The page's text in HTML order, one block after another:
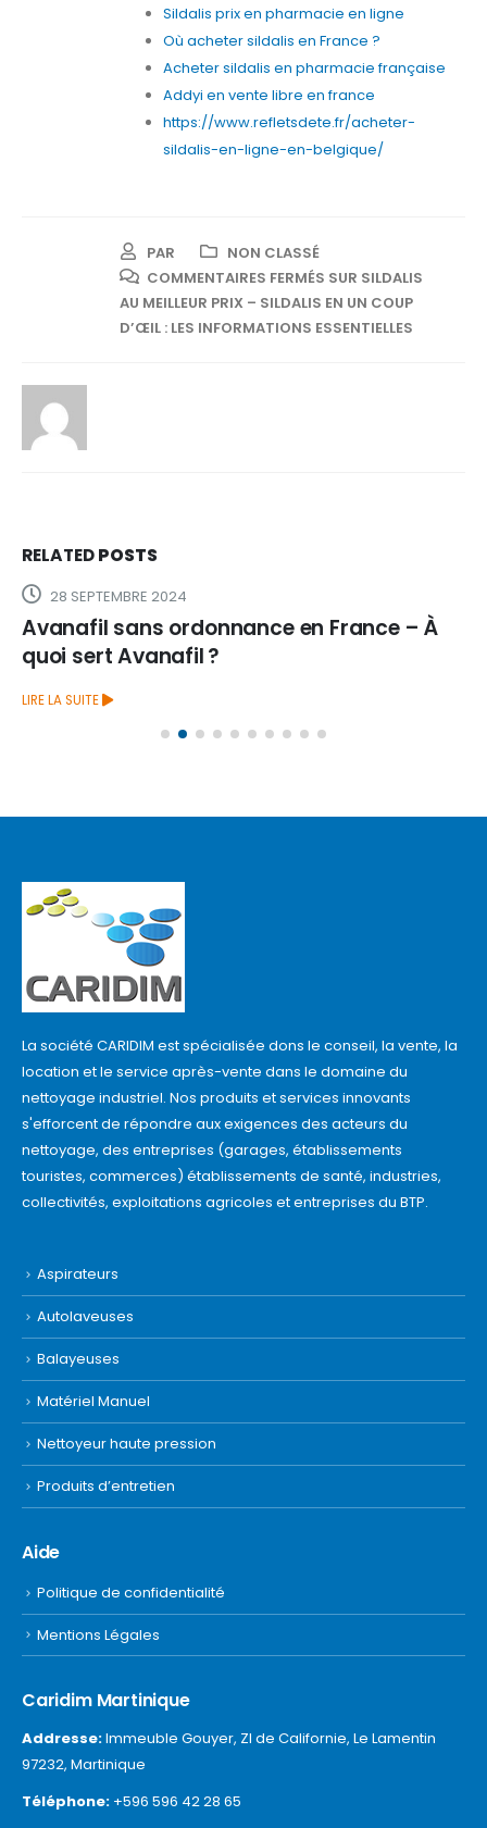
Sildalis prix en pharmacie en ligne
Où acheter sildalis en France ?
Acheter sildalis en pharmacie française
Addyi en vente libre en france
https://www.refletsdete.fr/acheter-
sildalis-en-ligne-en-belgique/
PAR
NON CLASSÉ
COMMENTAIRES FERMÉS SUR SILDALIS
AU MEILLEUR PRIX – SILDALIS EN UN COUP
D’ŒIL : LES INFORMATIONS ESSENTIELLES
RELATEDPOSTS
28 SEPTEMBRE 2024
Avanafil sans ordonnance en France – À
quoi sert Avanafil ?
LIRE LA SUITE
La société CARIDIM est spécialisée dons le conseil, la vente, la
location et le service après-vente dans le domaine du
nettoyage industriel. Nos produits et services innovants
s'efforcent de répondre aux exigences des acteurs du
nettoyage, des entreprises (garages, établissements
touristes, commerces) établissements de santé, industries,
collectivités, exploitations agricoles et entreprises du BTP.
Aspirateurs
Autolaveuses
Balayeuses
Matériel Manuel
Nettoyeur haute pression
Produits d’entretien
Aide
Politique de confidentialité
Mentions Légales
Caridim Martinique
Addresse:Immeuble Gouyer, ZI de Californie, Le Lamentin
97232, Martinique
Téléphone: +596 596 42 28 65